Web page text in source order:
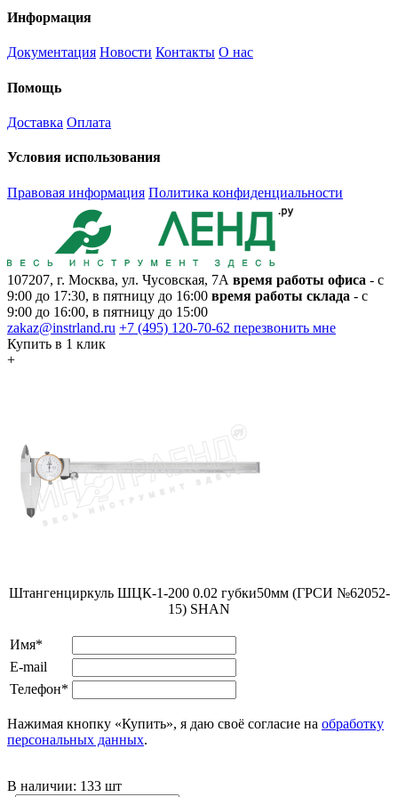
Информация
Документация Новости Контакты О нас
Помощь
Доставка Оплата
Условия использования
Правовая информация Политика конфиденциальности
107207, г. Москва, ул. Чусовская, 7А время работы офиса - с
9:00 до 17:30, в пятницу до 16:00 время работы склада - с
9:00 до 16:00, в пятницу до 15:00
zakaz@instrland.ru +7 (495) 120-70-62 перезвонить мне
Купить в 1 клик
+
Штангенциркуль ШЦК-1-200 0.02 губки50мм (ГРСИ №62052-
15) SHAN
Имя*
E-mail
Телефон*
Нажимая кнопку «Купить», я даю своё согласие на обработку
персональных данных.
В наличии: 133 шт